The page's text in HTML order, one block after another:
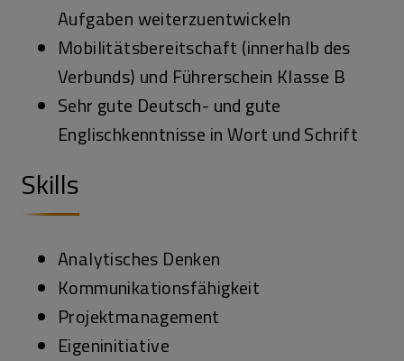
Aufgaben weiterzuentwickeln
Mobilitätsbereitschaft (innerhalb des
Verbunds) und Führerschein Klasse B
Sehr gute Deutsch- und gute
Englischkenntnisse in Wort und Schrift
Skills
Analytisches Denken
Kommunikationsfähigkeit
Projektmanagement
Eigeninitiative